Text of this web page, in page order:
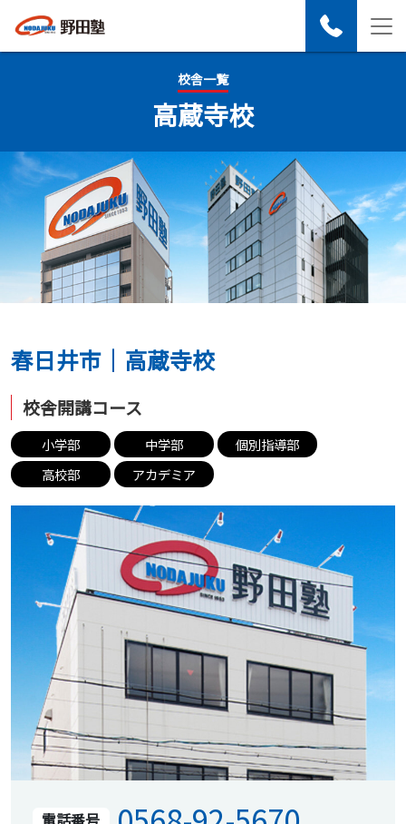
校舎一覧
高蔵寺校
春日井市｜高蔵寺校
校舎開講コース
小学部 中学部
個別指導部
高校部
アカデミア